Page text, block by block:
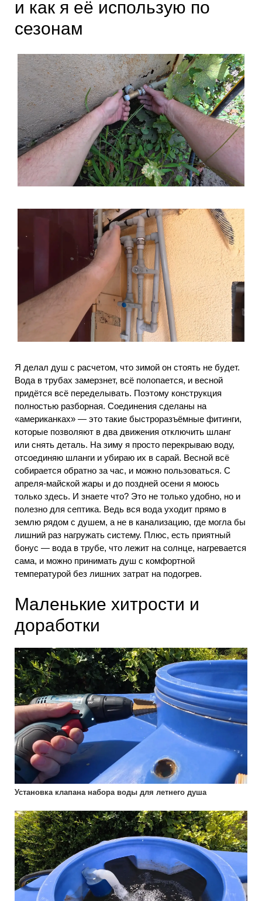
и как я её использую по
сезонам
Я делал душ с расчетом, что зимой он стоять не будет.
Вода в трубах замерзнет, всё полопается, и весной
придётся всё переделывать. Поэтому конструкция
полностью разборная. Соединения сделаны на
«американках» — это такие быстроразъёмные фитинги,
которые позволяют в два движения отключить шланг
или снять деталь. На зиму я просто перекрываю воду,
отсоединяю шланги и убираю их в сарай. Весной всё
собирается обратно за час, и можно пользоваться. С
апреля-майской жары и до поздней осени я моюсь
только здесь. И знаете что? Это не только удобно, но и
полезно для септика. Ведь вся вода уходит прямо в
землю рядом с душем, а не в канализацию, где могла бы
лишний раз нагружать систему. Плюс, есть приятный
бонус — вода в трубе, что лежит на солнце, нагревается
сама, и можно принимать душ с комфортной
температурой без лишних затрат на подогрев.
Маленькие хитрости и
доработки
Установка клапана набора воды для летнего душа